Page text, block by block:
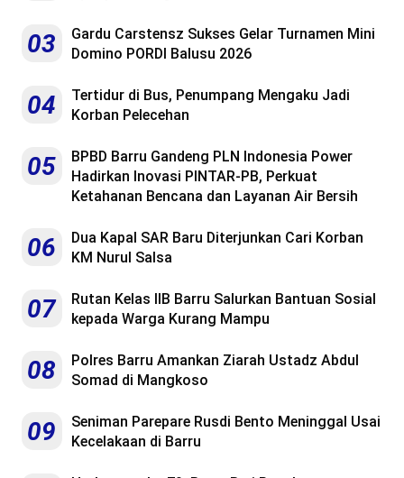
03
Gardu Carstensz Sukses Gelar Turnamen Mini
Domino PORDI Balusu 2026
04
Tertidur di Bus, Penumpang Mengaku Jadi
Korban Pelecehan
05
BPBD Barru Gandeng PLN Indonesia Power
Hadirkan Inovasi PINTAR-PB, Perkuat
Ketahanan Bencana dan Layanan Air Bersih
06
Dua Kapal SAR Baru Diterjunkan Cari Korban
KM Nurul Salsa
07
Rutan Kelas IIB Barru Salurkan Bantuan Sosial
kepada Warga Kurang Mampu
08
Polres Barru Amankan Ziarah Ustadz Abdul
Somad di Mangkoso
09
Seniman Parepare Rusdi Bento Meninggal Usai
Kecelakaan di Barru